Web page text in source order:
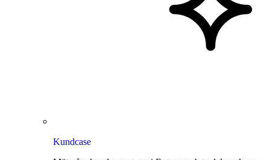
Kundcase